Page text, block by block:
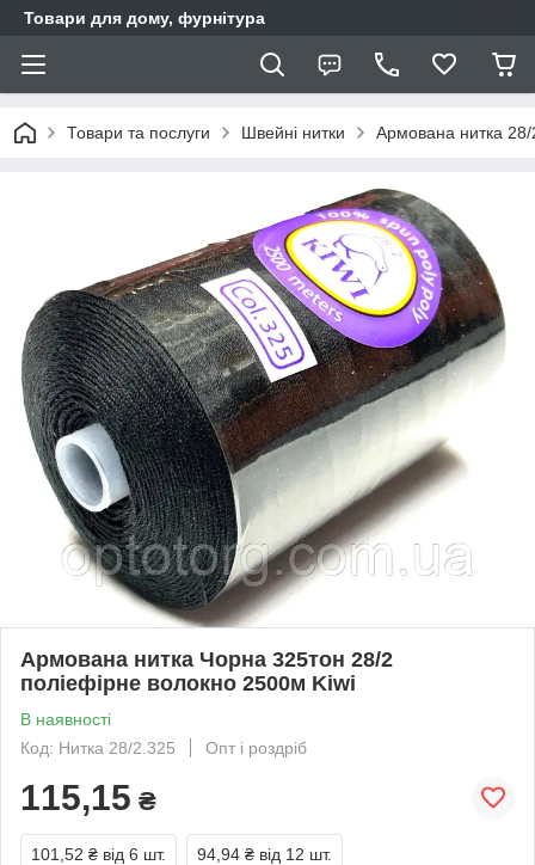
Товари для дому, фурнітура
Товари та послуги Швейні нитки Армована нитка
Армована нитка Чорна 325тон 28/2
поліефірне волокно 2500м Kiwi
В наявності
Код: Нитка 28/2.325
Опт і роздріб
115,15 ₴
101,52 ₴ від 6 шт. 94,94 ₴ від 12 шт.